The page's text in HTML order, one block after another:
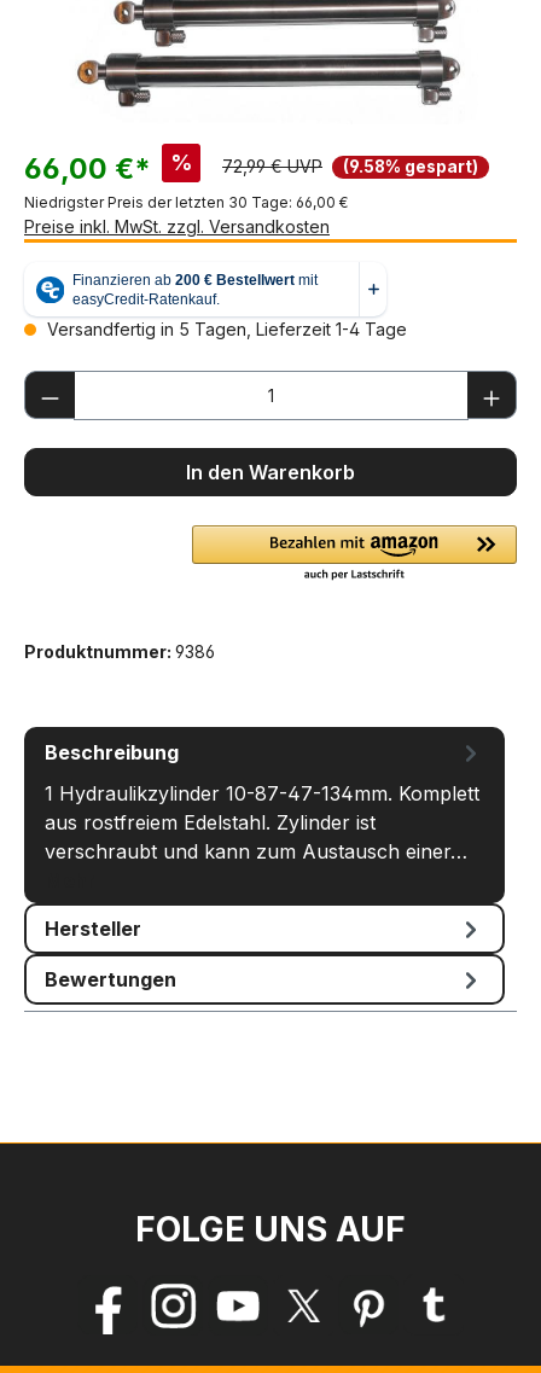
66,00 €* % 72,99 € UVP (9.58% gespart)
Niedrigster Preis der letzten 30 Tage: 66,00 €
Preise inkl. MwSt. zzgl. Versandkosten
Versandfertig in 5 Tagen, Lieferzeit 1-4 Tage
Produkt Anzahl: Gib den gewünschten
In den Warenkorb
Produktnummer: 9386
Beschreibung
1 Hydraulikzylinder 10-87-47-134mm. Komplett
aus rostfreiem Edelstahl. Zylinder ist
verschraubt und kann zum Austausch einer…
Hersteller
Bewertungen
FOLGE UNS AUF